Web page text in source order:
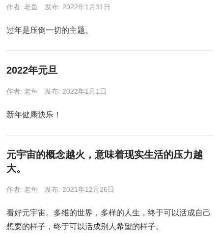
作者:老鱼 发布: 2022年1月31日
过年是压倒一切的主题。
2022年元旦
作者:老鱼 发布: 2022年1月1日
新年健康快乐！
元宇宙的概念越火，意味着现实生活的压力越
大。
作者:老鱼 发布: 2021年12月26日
看好元宇宙。多维的世界，多样的人生，终于可以活成自己
想要的样子，终于可以活成别人希望的样子。